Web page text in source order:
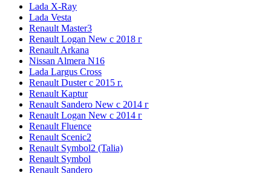
Lada X-Ray
Lada Vesta
Renault Master3
Renault Logan New с 2018 г
Renault Arkana
Nissan Almera N16
Lada Largus Cross
Renault Duster с 2015 г.
Renault Kaptur
Renault Sandero New с 2014 г
Renault Logan New с 2014 г
Renault Fluence
Renault Scenic2
Renault Symbol2 (Talia)
Renault Symbol
Renault Sandero